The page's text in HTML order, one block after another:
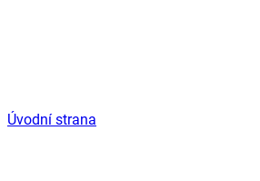
Úvodní strana